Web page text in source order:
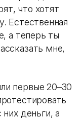
что хотят
Естественная
а теперь ты
мне,
первые 20–30
деньги, а